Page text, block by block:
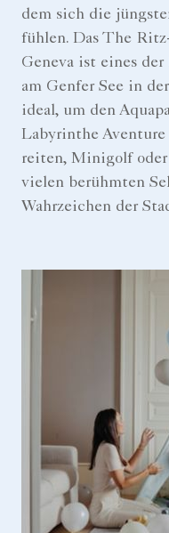
dem sich die
fühlen. Das The
Geneva ist eines
am Genfer See in
ideal, um den
Labyrinthe Aventure
reiten, Minigolf
vielen berühmten
Wahrzeichen der